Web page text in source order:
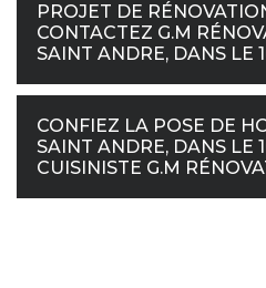
PROJET DE
CONTACTEZ G.M
SAINT ANDRE, DANS LE
CONFIEZ LA POSE DE
SAINT ANDRE, DANS LE
CUISINISTE G.M